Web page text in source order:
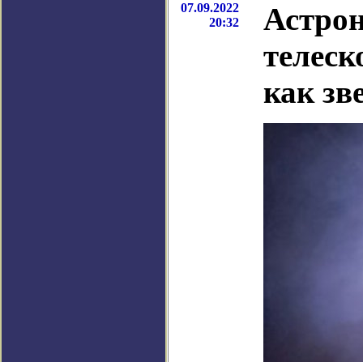
07.09.2022
20:32
как